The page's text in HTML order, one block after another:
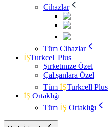
Cihazlar
Tüm Cihazlar
İŞTurkcell Plus
Şirketinize Özel
Çalışanlara Özel
Tüm İŞTurkcell Plus
İŞ Ortaklığı
Tüm İŞ Ortaklığı